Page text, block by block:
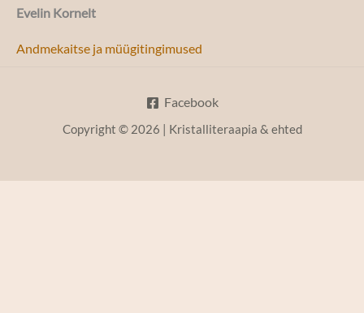
Evelin Kornelt
Andmekaitse ja müügitingimused
Facebook
Copyright © 2026 | Kristalliteraapia & ehted